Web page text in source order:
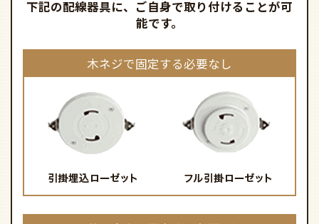
下記の配線器具に、ご自身で取り付けることが可
能です。
木ネジで固定する必要なし